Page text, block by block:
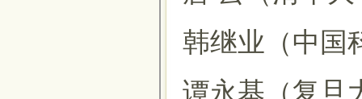
韩继业（中国
谭永基（复旦